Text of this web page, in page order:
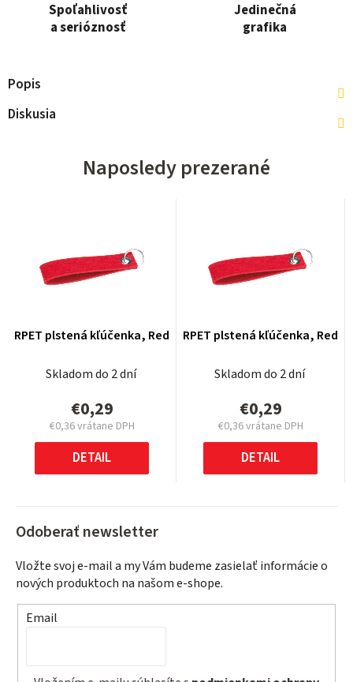
Spoľahlivosť
a serióznosť
Jedinečná
grafika
Popis
Diskusia
Naposledy prezerané
RPET plstená kľúčenka, Red
Skladom do 2 dní
€0,29
€0,36 vrátane DPH
Jednotková
cena:
DETAIL
RPET plstená kľúčenka, Red
Skladom do 2 dní
€0,29
€0,36 vrátane DPH
Jednotková
cena:
DETAIL
Odoberať newsletter
Vložte svoj e-mail a my Vám budeme zasielať informácie o
nových produktoch na našom e-shope.
Email